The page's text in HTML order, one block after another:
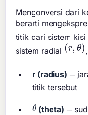
Mengonversi dari
berarti
titik dari sistem kisi
sistem radial
(r,θ)
r (radius) ─
titik tersebut
θ (theta) ─